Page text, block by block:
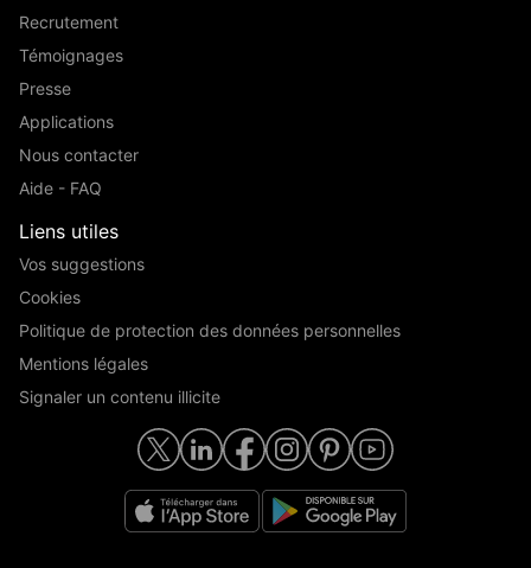
Recrutement
Témoignages
Presse
Applications
Nous contacter
Aide - FAQ
Liens utiles
Vos suggestions
Cookies
Politique de protection des données personnelles
Mentions légales
Signaler un contenu illicite